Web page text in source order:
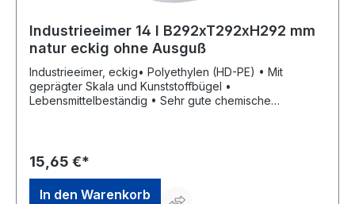
Industrieeimer 14 l B292xT292xH292 mm
natur eckig ohne Ausguß
Industrieeimer, eckig• Polyethylen (HD-PE) • Mit
geprägter Skala und Kunststoffbügel •
Lebensmittelbeständig • Sehr gute chemische
15,65 €*
In den Warenkorb